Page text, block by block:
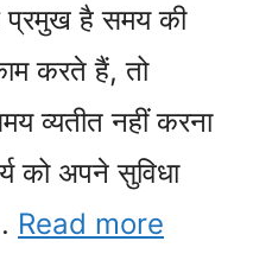
है समय की
करते हैं, तो
व्यतीत नहीं करना
को अपने सुविधा
Read more